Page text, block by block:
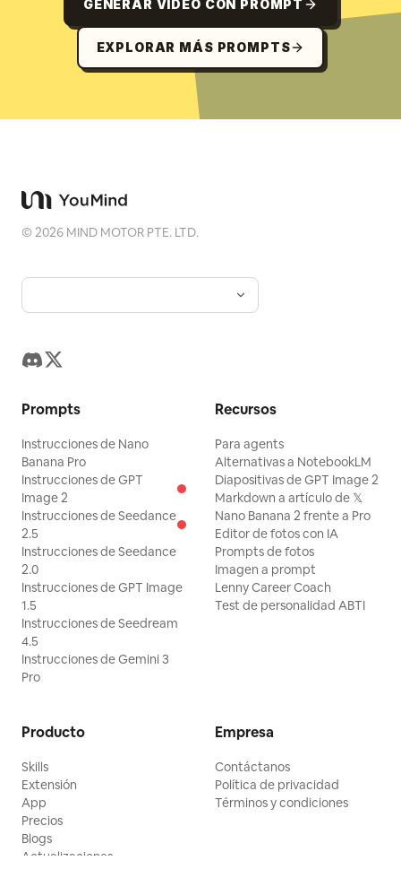
GENERAR VÍDEO CON PROMPT
EXPLORAR MÁS PROMPTS
©2026 MIND MOTOR PTE. LTD.
Prompts
Instrucciones de Nano
Banana Pro
Instrucciones de GPT
Image 2
Instrucciones de Seedance
2.5
Instrucciones de Seedance
2.0
Instrucciones de GPT Image
1.5
Instrucciones de Seedream
4.5
Instrucciones de Gemini 3
Pro
Recursos
Para agents
Alternativas a NotebookLM
Diapositivas de GPT Image 2
Markdown a artículo de 𝕏
Nano Banana 2 frente a Pro
Editor de fotos con IA
Prompts de fotos
Imagen a prompt
Lenny Career Coach
Test de personalidad ABTI
Producto
Skills
Extensión
App
Precios
Blogs
Actualizaciones
Empresa
Contáctanos
Política de privacidad
Términos y condiciones